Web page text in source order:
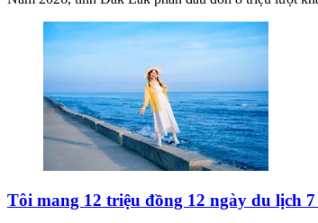
Tôi mang 12 triệu đồng 12 ngày du lịch